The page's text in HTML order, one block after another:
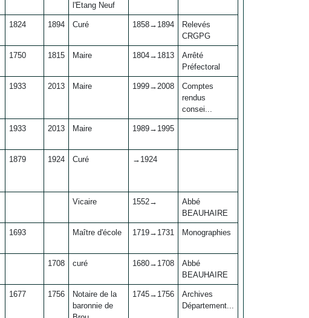
l'Etang Neuf
1824 1894 Curé 1858→1894
Relevés
CRGPG
1750 1815 Maire 1804→1813
Arrêté
Préfectoral
1933 2013 Maire 1999→2008
Comptes
rendus
consei...
1933 2013 Maire 1989→1995
1879 1924 Curé →1924
Vicaire 1552→
Abbé
BEAUHAIRE
1693 Maître d'école 1719→1731 Monographies
1708 curé 1680→1708
Abbé
BEAUHAIRE
1677 1756
Notaire de la
baronnie de
1745→1756
Archives
Département...